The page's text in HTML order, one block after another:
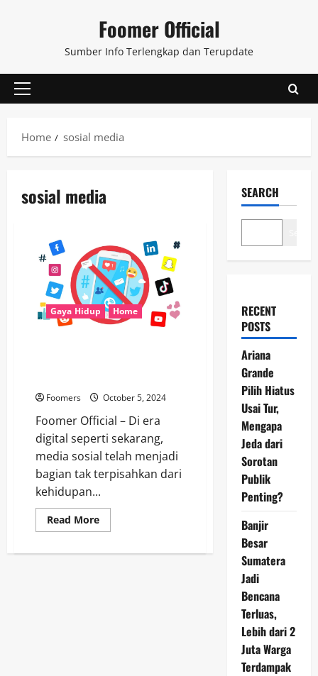
Foomer Official
Sumber Info Terlengkap dan Terupdate
Primary
Home
sosial media
sosial media
Gaya Hidup Home
Foomers October 5, 2024
Foomer Official – Di era
digital seperti sekarang,
media sosial telah menjadi
bagian tak terpisahkan dari
kehidupan...
Read MoreRead
more
Digital:
SEARCH
RECENT
POSTS
Ariana
Grande
Pilih Hiatus
Usai Tur,
Mengapa
Jeda dari
Sorotan
Publik
Penting?
Banjir
Besar
Sumatera
Jadi
Bencana
Terluas,
Lebih dari 2
Juta Warga
Terdampak